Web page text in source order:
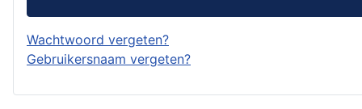
Wachtwoord vergeten?
Gebruikersnaam vergeten?